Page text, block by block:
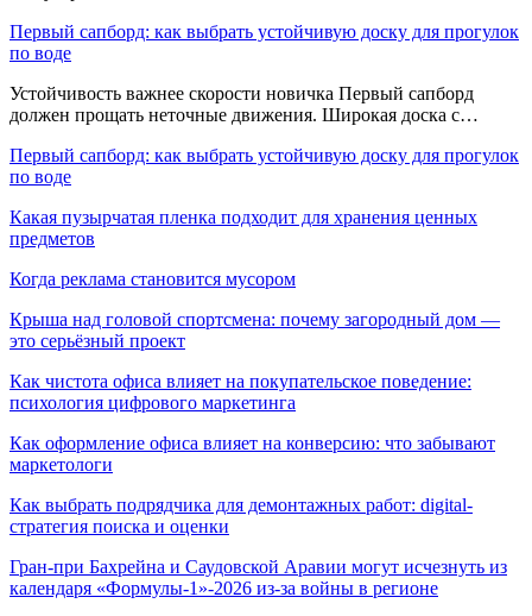
Первый сапборд: как выбрать устойчивую доску для прогулок
по воде
Устойчивость важнее скорости новичка Первый сапборд
должен прощать неточные движения. Широкая доска с…
Первый сапборд: как выбрать устойчивую доску для прогулок
по воде
Какая пузырчатая пленка подходит для хранения ценных
предметов
Когда реклама становится мусором
Крыша над головой спортсмена: почему загородный дом —
это серьёзный проект
Как чистота офиса влияет на покупательское поведение:
психология цифрового маркетинга
Как оформление офиса влияет на конверсию: что забывают
маркетологи
Как выбрать подрядчика для демонтажных работ: digital-
стратегия поиска и оценки
Гран-при Бахрейна и Саудовской Аравии могут исчезнуть из
календаря «Формулы-1»-2026 из-за войны в регионе